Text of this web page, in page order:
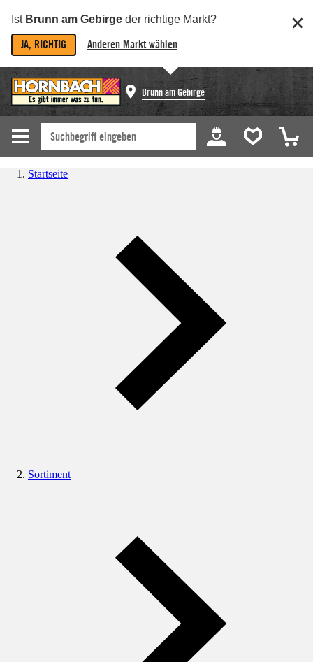
Ist Brunn am Gebirge der richtige Markt?
JA, RICHTIG Anderen Markt wählen
Brunn am Gebirge
Startseite
Sortiment